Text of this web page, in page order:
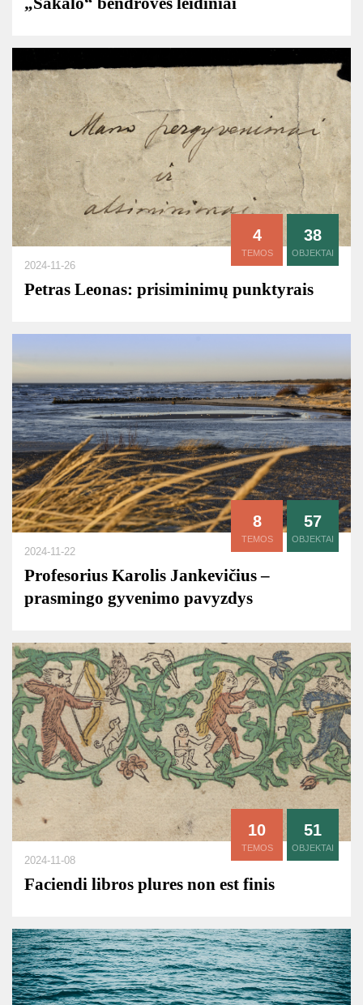
4
TEMOS
38
OBJEKTAI
2024-11-26
Petras Leonas: prisiminimų punktyrais
8
TEMOS
57
OBJEKTAI
2024-11-22
Profesorius Karolis Jankevičius –
prasmingo gyvenimo pavyzdys
10
TEMOS
51
OBJEKTAI
2024-11-08
Faciendi libros plures non est finis